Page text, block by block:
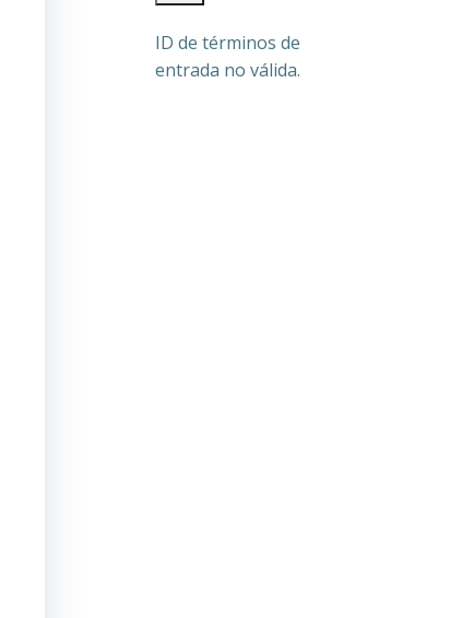
ID de términos de
entrada no válida.